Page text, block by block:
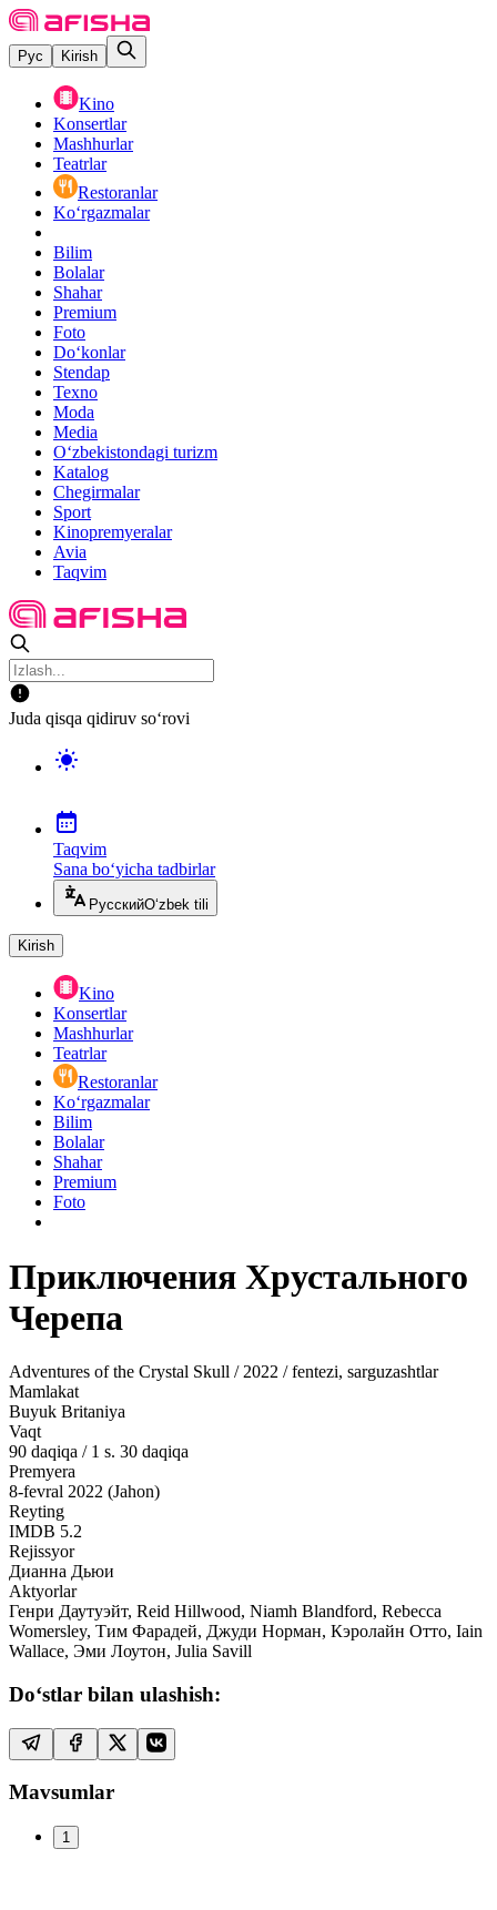
Рус Kirish
Kino
Konsertlar
Mashhurlar
Teatrlar
Restoranlar
Ko‘rgazmalar
Bilim
Bolalar
Shahar
Premium
Foto
Do‘konlar
Stendap
Texno
Moda
Media
O‘zbekistondagi turizm
Katalog
Chegirmalar
Sport
Kinopremyeralar
Avia
Taqvim
Juda qisqa qidiruv so‘rovi
Taqvim
Sana bo‘yicha tadbirlar
РусскийO‘zbek tili
Kirish
Kino
Konsertlar
Mashhurlar
Teatrlar
Restoranlar
Ko‘rgazmalar
Bilim
Bolalar
Shahar
Premium
Foto
Приключения Хрустального
Черепа
Adventures of the Crystal Skull / 2022 / fentezi, sarguzashtlar
Mamlakat
Buyuk Britaniya
Vaqt
90 daqiqa / 1 s. 30 daqiqa
Premyera
8-fevral 2022 (Jahon)
Reyting
IMDB 5.2
Rejissyor
Дианна Дьюи
Aktyorlar
Генри Даутуэйт, Reid Hillwood, Niamh Blandford, Rebecca
Womersley, Тим Фарадей, Джуди Норман, Кэролайн Отто, Iain
Wallace, Эми Лоутон, Julia Savill
Do‘stlar bilan ulashish:
Mavsumlar
1